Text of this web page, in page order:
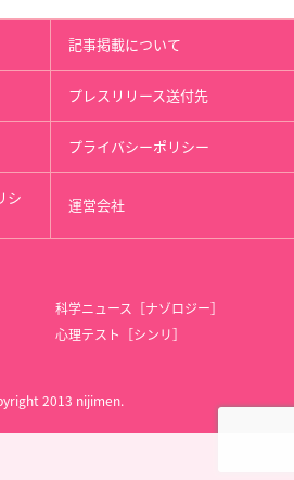
記事掲載について
プレスリリース送付先
プライバシーポリシー
シ 運営会社
科学ニュース［ナゾロジー］
心理テスト［シンリ］
2013 nijimen.